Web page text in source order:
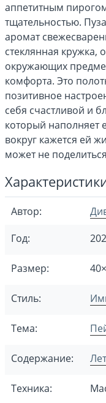
аппетитным
тщательностью.
аромат
стеклянная кружка,
окружающих
комфорта. Это
позитивное
себя счастливой и
который
вокруг кажется ей
может не
Автор:
Год:
Размер:
Стиль:
Тема:
Содержание:
Техника: